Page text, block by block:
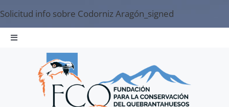
to
content
Solicitud info sobre Codorniz Aragón_signed
Toggle
Navigation
BEARDED VULTURE